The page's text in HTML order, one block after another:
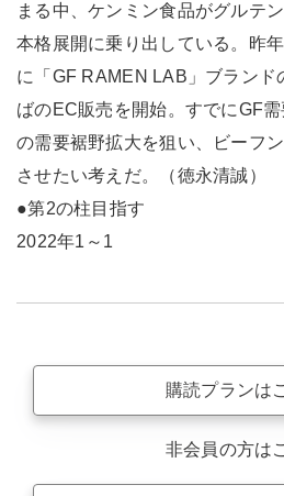
まる中、ケンミン食品がグルテ
本格展開に乗り出している。昨
に「GF RAMEN LAB」ブランド
ばのEC販売を開始。すでにGF
の需要裾野拡大を狙い、ビーフ
させたい考えだ。（徳永清誠）
●第2の柱目指す
2022年1～1
購読プランは
非会員の方は